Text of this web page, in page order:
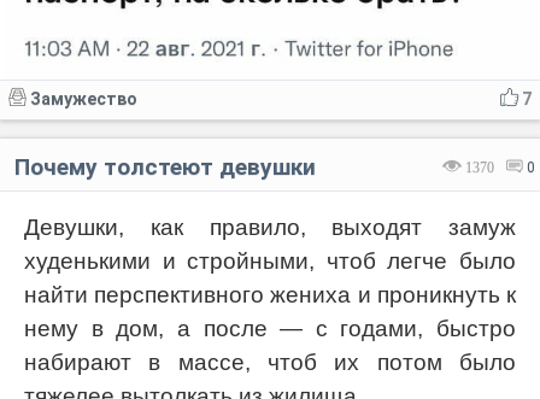
7
Замужество
1370 0
Почему толстеют девушки
Девушки, как правило, выходят замуж
худенькими и стройными, чтоб легче было
найти перспективного жениха и проникнуть к
нему в дом, а после — с годами, быстро
набирают в массе, чтоб их потом было